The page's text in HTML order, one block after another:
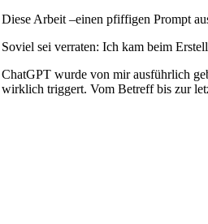
Diese Arbeit –einen pfiffigen Prompt
Soviel sei verraten: Ich kam beim
ChatGPT wurde von mir ausführlich
wirklich triggert. Vom Betreff bis zur